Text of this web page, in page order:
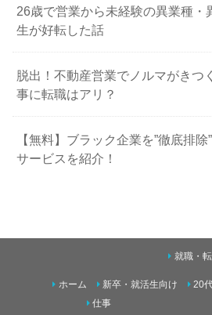
26歳で営業から未経験の異業種・
生が好転した話
脱出！不動産営業でノルマがきつ
事に転職はアリ？
【無料】ブラック企業を”徹底排
サービスを紹介！
ホーム
就職・
新卒・就活生向け
20
仕事